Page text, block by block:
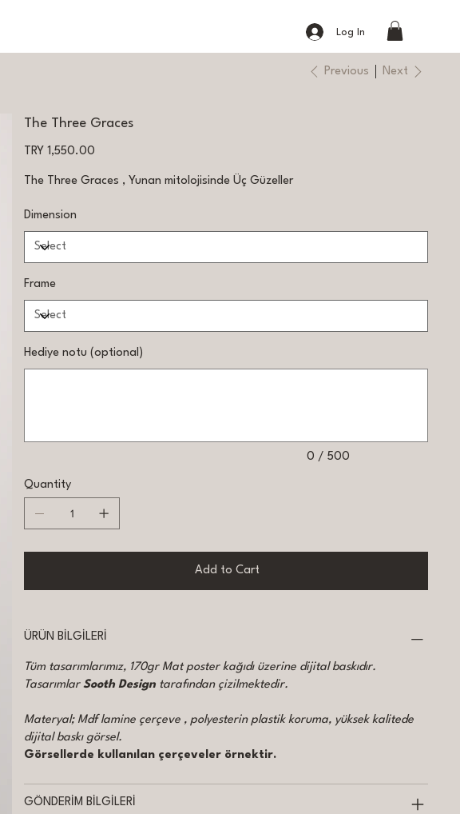
Log In
Previous Next
The Three Graces
Price
TRY 1,550.00
The Three Graces , Yunan mitolojisinde Üç Güzeller
Dimension
Frame
Hediye notu (optional)
0 / 500
Quantity
Add to Cart
ÜRÜN BİLGİLERİ
Tüm tasarımlarımız, 170gr Mat poster kağıdı üzerine dijital baskıdır.
TasarımlarSooth Design tarafından çizilmektedir.
Materyal; Mdf lamine çerçeve , polyesterin plastik koruma, yüksek kalitede
dijital baskı görsel.
Görsellerde kullanılan çerçeveler örnektir.
GÖNDERİM BİLGİLERİ